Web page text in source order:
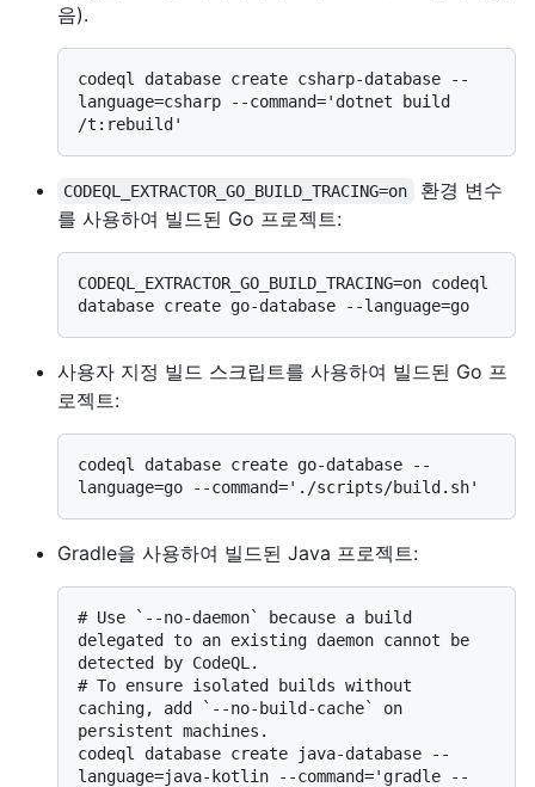
음).
codeql database create csharp-database --
language=csharp --command='dotnet build
CODEQL_EXTRACTOR_GO_BUILD_TRACING=on
환경 변수
를 사용하여 빌드된 Go 프로젝트:
CODEQL_EXTRACTOR_GO_BUILD_TRACING=on codeql
사용자 지정 빌드 스크립트를 사용하여 빌드된 Go 프
로젝트:
codeql database create go-database --
Gradle을 사용하여 빌드된 Java 프로젝트:
# Use `--no-daemon` because a build
delegated to an existing daemon cannot be
detected by CodeQL.
# To ensure isolated builds without
caching, add `--no-build-cache` on
persistent machines.
codeql database create java-database --
language=java-kotlin --command='gradle --